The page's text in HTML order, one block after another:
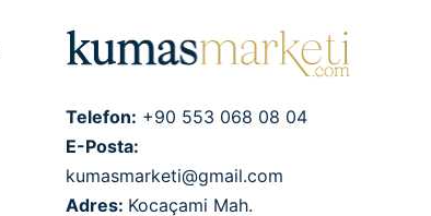
Telefon: +90 553 068 08 04
E-Posta:
kumasmarketi@gmail.com
Adres: Kocaçami Mah.